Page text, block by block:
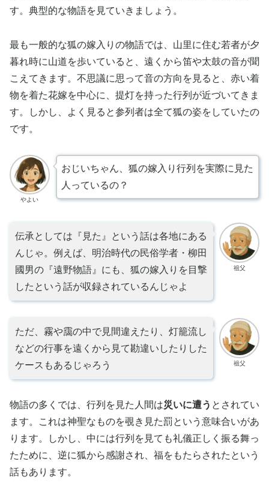
す。典型的な物語を見ていきましょう。
最も一般的な狐の嫁入りの物語では、山里に住む若者が夕
暮れ時に山道を歩いていると、遠くから笛や太鼓の音が聞
こえてきます。不思議に思って音の方向を見ると、赤い着
物を着た花嫁を中心に、提灯を持った行列が近づいてきま
す。しかし、よく見ると参列者は全て狐の姿をしていたの
です。
やよい
おじいちゃん、狐の嫁入り行列を実際に見た
人っているの？
祖父
伝承としては『見た』という話は各地にある
んじゃ。例えば、明治時代の民俗学者・柳田
國男の『遠野物語』にも、狐の嫁入りを目撃
したという話が収録されているんじゃよ
祖父
ただ、霧や靄の中で見間違えたり、灯籠流し
などの行事を遠くから見て勘違いしたりした
ケースもあるじゃろう
物語の多くでは、行列を見た人間は災いに遭う とされてい
ます。これは神聖なものを覗き見た罰という意味合いがあ
ります。しかし、中には行列を見ても礼儀正しく振る舞っ
たために、逆に狐から感謝され、福をもたらされたという
話もあります。